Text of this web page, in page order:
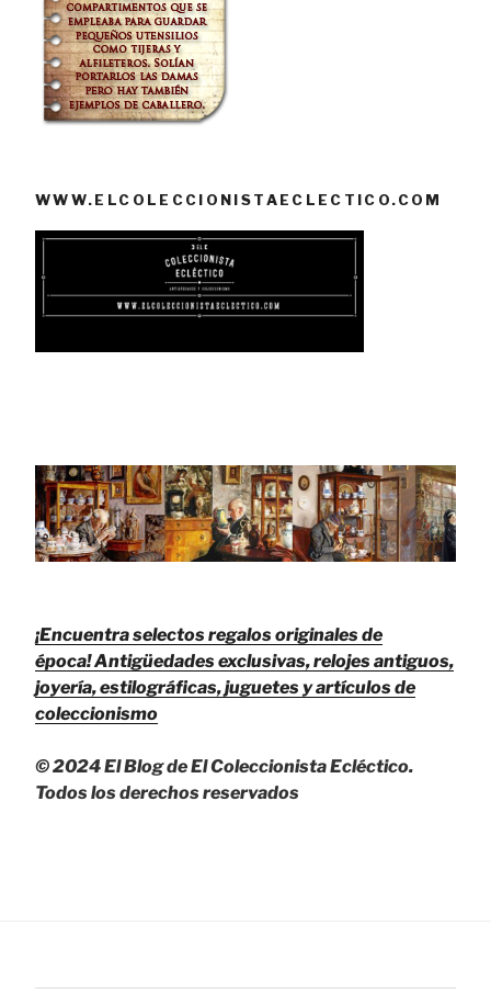
WWW.ELCOLECCIONISTAECLECTICO.COM
¡Encuentra selectos regalos originales de
época!Antigüedades exclusivas, relojes antiguos,
joyería, estilográficas, juguetes y artículos de
coleccionismo
© 2024 El Blog de El Coleccionista Ecléctico.
Todos los derechos reservados